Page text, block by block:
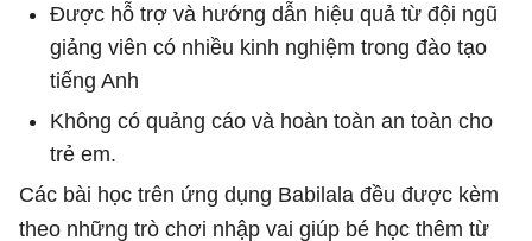
Được hỗ trợ và hướng dẫn hiệu quả từ đội ngũ
giảng viên có nhiều kinh nghiệm trong đào tạo
tiếng Anh
Không có quảng cáo và hoàn toàn an toàn cho
trẻ em.
Các bài học trên ứng dụng Babilala đều được kèm
theo những trò chơi nhập vai giúp bé học thêm từ